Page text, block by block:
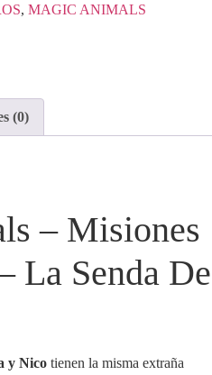
, MAGIC ANIMALS
(0)
– Misiones
La Senda De
y Nico tienen la misma extraña